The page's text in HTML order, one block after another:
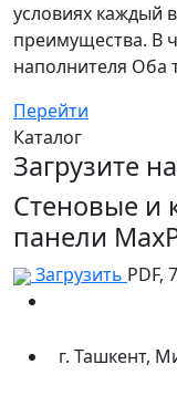
условиях каждый
преимущества. В
наполнителя Оба
Перейти
Каталог
Загрузите
Стеновые и
панели
Загрузить PDF,
г. Ташкент,